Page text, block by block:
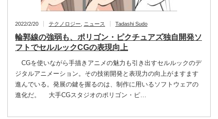
2022/2/20 テクノロジー ニュース Tadashi Sudo
輪郭線の強弱も、ポリゴン・ピクチュアズ独自開発ソ
フトでセルルックCGの表現向上
CGを使いながら手描きアニメの魅力も引き出すセルルックのデ
ジタルアニメーション。その技術開発と表現力の向上がますます
進んでいる。発展の鍵を握るのは、制作に用いるソフトウェアの
進化だ。 大手CGスタジオのポリゴン・ピ…